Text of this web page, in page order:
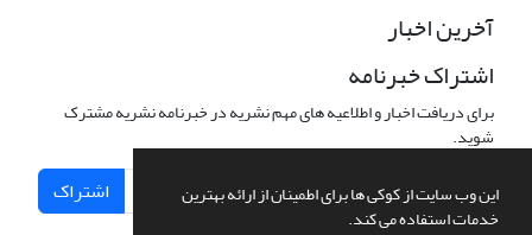
این وب سایت از کوکی ها برای اطمینان از ارائه بهترین
خدمات استفاده می کند.
آخرین اخبار
اشتراک خبرنامه
برای دریافت اخبار و اطلاعیه های مهم نشریه در خبرنامه نشریه مشترک
شوید.
اشتراک